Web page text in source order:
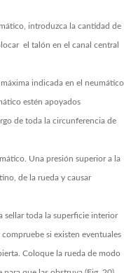
introduzca la cantidad de
el talón en el canal central
indicada en el neumático
estén apoyados
de toda la circunferencia de
Una presión superior a la
de la rueda y causar
sellar toda la superficie interior
si existen eventuales
Coloque la rueda de modo